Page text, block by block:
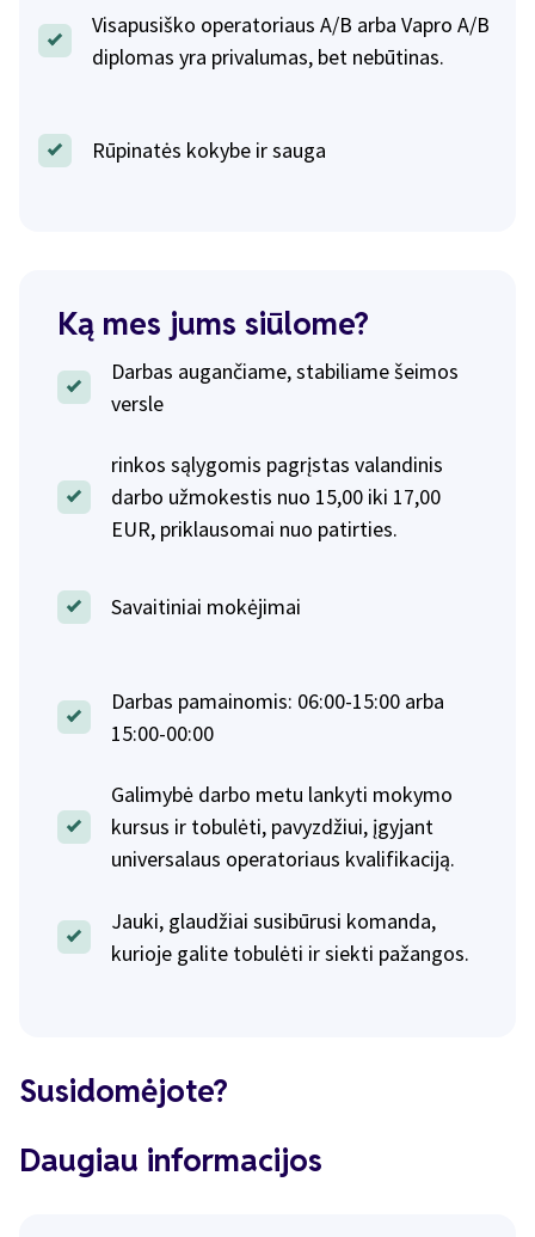
Visapusiško operatoriaus A/B arba Vapro A/B
diplomas yra privalumas, bet nebūtinas.
Rūpinatės kokybe ir sauga
Ką mes jums siūlome?
Darbas augančiame, stabiliame šeimos
versle
rinkos sąlygomis pagrįstas valandinis
darbo užmokestis nuo 15,00 iki 17,00
EUR, priklausomai nuo patirties.
Savaitiniai mokėjimai
Darbas pamainomis: 06:00-15:00 arba
15:00-00:00
Galimybė darbo metu lankyti mokymo
kursus ir tobulėti, pavyzdžiui, įgyjant
universalaus operatoriaus kvalifikaciją.
Jauki, glaudžiai susibūrusi komanda,
kurioje galite tobulėti ir siekti pažangos.
Susidomėjote?
Daugiau informacijos